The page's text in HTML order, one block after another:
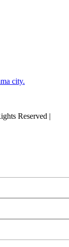
city.
Reserved |